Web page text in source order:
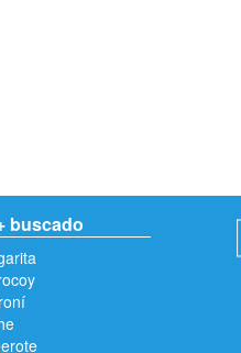
buscado